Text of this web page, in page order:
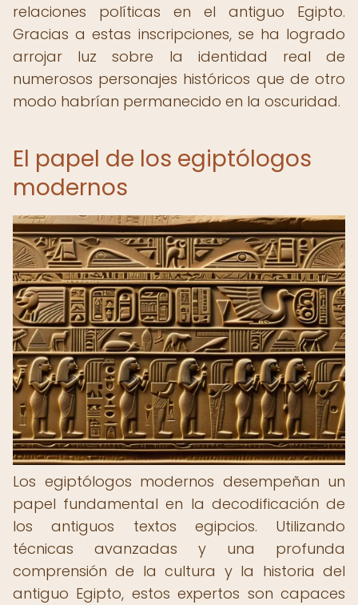
relaciones políticas en el antiguo Egipto.
Gracias a estas inscripciones, se ha logrado
arrojar luz sobre la identidad real de
numerosos personajes históricos que de otro
modo habrían permanecido en la oscuridad.
El papel de los egiptólogos
modernos
Los egiptólogos modernos desempeñan un
papel fundamental en la decodificación de
los antiguos textos egipcios. Utilizando
técnicas avanzadas y una profunda
comprensión de la cultura y la historia del
antiguo Egipto, estos expertos son capaces